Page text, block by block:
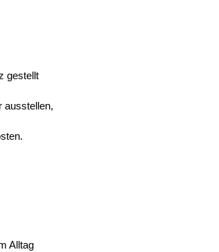
gestellt
ausstellen,
Alltag